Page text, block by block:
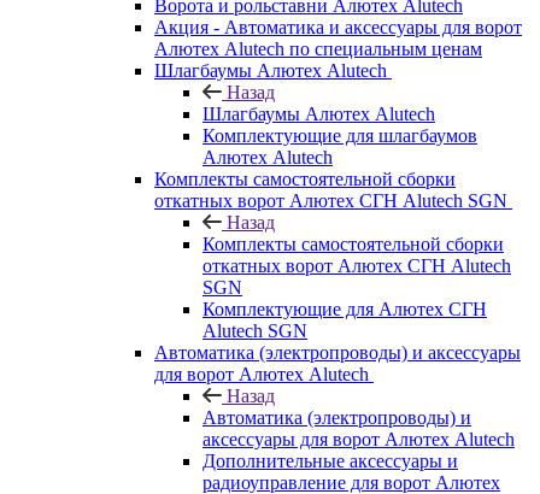
Ворота и рольставни Алютех Alutech
Акция - Автоматика и аксессуары для ворот
Алютех Alutech по специальным ценам
Шлагбаумы Алютех Alutech
Назад
Шлагбаумы Алютех Alutech
Комплектующие для шлагбаумов
Алютех Alutech
Комплекты самостоятельной сборки
откатных ворот Алютех СГН Alutech SGN
Назад
Комплекты самостоятельной сборки
откатных ворот Алютех СГН Alutech
SGN
Комплектующие для Алютех СГН
Alutech SGN
Автоматика (электропроводы) и аксессуары
для ворот Алютех Alutech
Назад
Автоматика (электропроводы) и
аксессуары для ворот Алютех Alutech
Дополнительные аксессуары и
радиоуправление для ворот Алютех